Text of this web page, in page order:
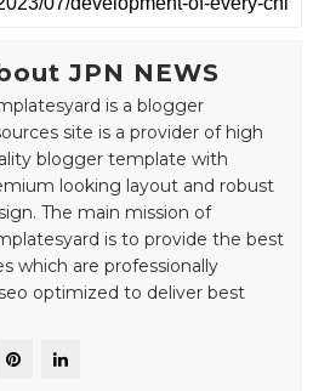
JPN NEWS
is a blogger
site is a provider of high
blogger template with
looking layout and robust
The main mission of
is to provide the best
which are professionally
optimized to deliver best